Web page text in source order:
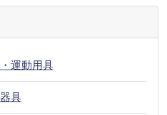
運動用具
具